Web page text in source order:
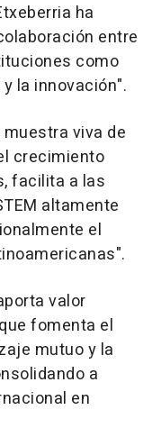
ha
entre
como
la innovación".
muestra viva de
crecimiento
facilita a las
altamente
el
valor
fomenta el
mutuo y la
a
en